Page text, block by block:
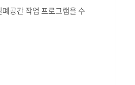
공간 작업 프로그램을 수